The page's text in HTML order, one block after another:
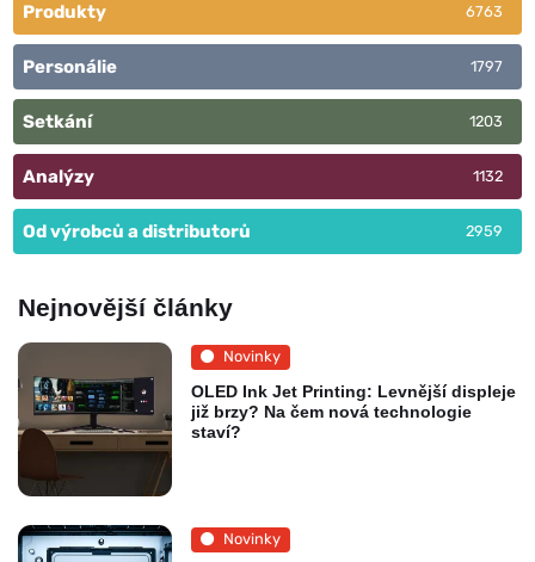
Produkty 6763
Personálie 1797
Setkání 1203
Analýzy 1132
Od výrobců a distributorů 2959
Nejnovější články
Novinky
OLED Ink Jet Printing: Levnější displeje
již brzy? Na čem nová technologie
staví?
Novinky